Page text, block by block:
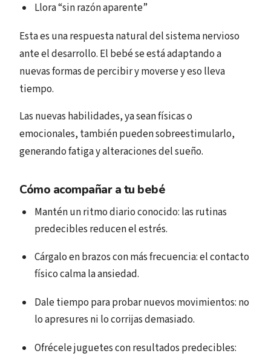
Llora “sin razón aparente”
Esta es una respuesta natural del sistema nervioso
ante el desarrollo. El bebé se está adaptando a
nuevas formas de percibir y moverse y eso lleva
tiempo.
Las nuevas habilidades, ya sean físicas o
emocionales, también pueden sobreestimularlo,
generando fatiga y alteraciones del sueño.
Cómo acompañar a tu bebé
Mantén un ritmo diario conocido: las rutinas
predecibles reducen el estrés.
Cárgalo en brazos con más frecuencia: el contacto
físico calma la ansiedad.
Dale tiempo para probar nuevos movimientos: no
lo apresures ni lo corrijas demasiado.
Ofrécele juguetes con resultados predecibles: